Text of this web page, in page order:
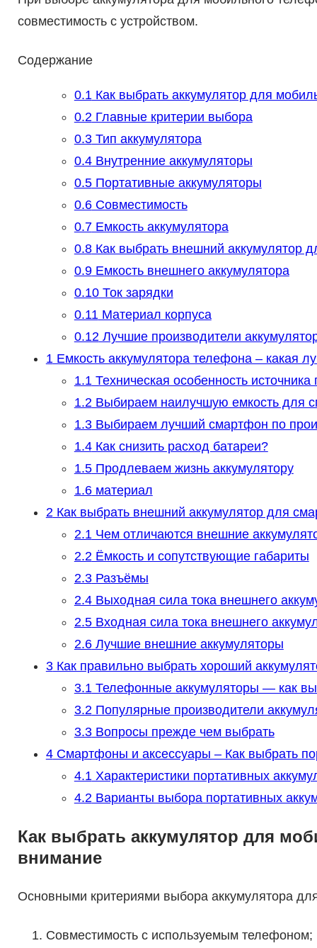
совместимость с устройством.
Содержание
0.1Как выбрать аккумулятор для
0.2Главные критерии выбора
0.3Тип аккумулятора
0.4Внутренние аккумуляторы
0.5Портативные аккумуляторы
0.6Совместимость
0.7Емкость аккумулятора
0.8Как выбрать внешний аккумулятор
0.9Емкость внешнего аккумулятора
0.10Ток зарядки
0.11Материал корпуса
0.12Лучшие производители
1Емкость аккумулятора телефона – какая
1.1Техническая особенность источника
1.2Выбираем наилучшую емкость для
1.3Выбираем лучший смартфон по
1.4Как снизить расход батареи?
1.5Продлеваем жизнь аккумулятору
1.6материал
2Как выбрать внешний аккумулятор для
2.1Чем отличаются внешние
2.2Ёмкость и сопутствующие габариты
2.3Разъёмы
2.4Выходная сила тока внешнего
2.5Входная сила тока внешнего
2.6Лучшие внешние аккумуляторы
3Как правильно выбрать хороший
3.1Телефонные аккумуляторы — как
3.2Популярные производители
3.3Вопросы прежде чем выбрать
4Смартфоны и аксессуары – Как выбрать
4.1Характеристики портативных
4.2Варианты выбора портативных
Как выбрать аккумулятор для
внимание
Основными критериями выбора аккумулятора
Совместимость с используемым телефоном;